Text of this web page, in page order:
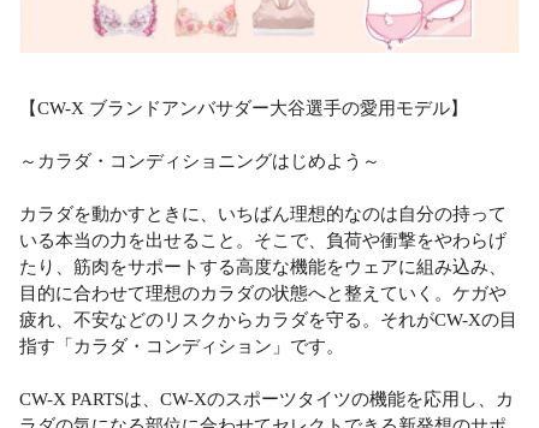
【CW-X ブランドアンバサダー大谷選手の愛用モデル】
～カラダ・コンディショニングはじめよう～
カラダを動かすときに、いちばん理想的なのは自分の持って
いる本当の力を出せること。そこで、負荷や衝撃をやわらげ
たり、筋肉をサポートする高度な機能をウェアに組み込み、
目的に合わせて理想のカラダの状態へと整えていく。ケガや
疲れ、不安などのリスクからカラダを守る。それがCW-Xの目
指す「カラダ・コンディション」です。
CW-X PARTSは、CW-Xのスポーツタイツの機能を応用し、カ